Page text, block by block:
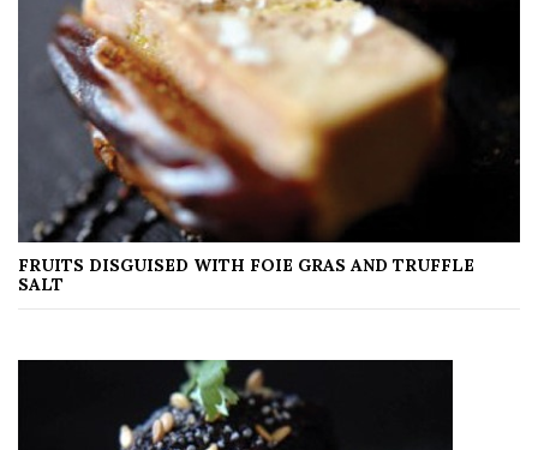
FRUITS DISGUISED WITH FOIE GRAS AND TRUFFLE
SALT